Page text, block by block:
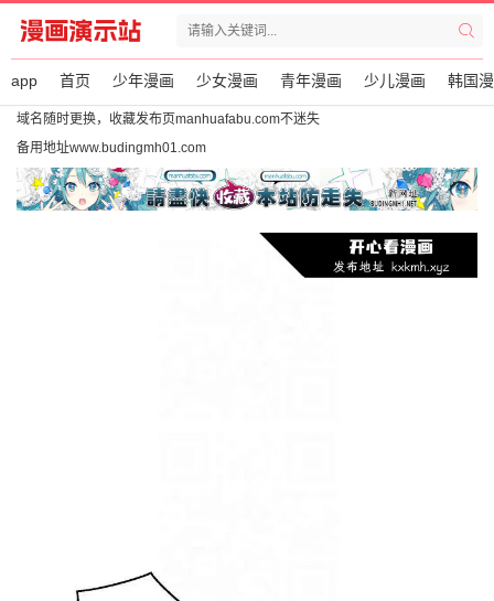
app 首页 少年漫画 少女漫画 青年漫画 少儿漫画 韩国
域名随时更换，收藏发布页manhuafabu.com不迷失
备用地址www.budingmh01.com